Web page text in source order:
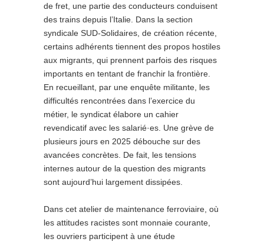
de fret, une partie des conducteurs conduisent
des trains depuis l’Italie. Dans la section
syndicale SUD-Solidaires, de création récente,
certains adhérents tiennent des propos hostiles
aux migrants, qui prennent parfois des risques
importants en tentant de franchir la frontière.
En recueillant, par une enquête militante, les
difficultés rencontrées dans l’exercice du
métier, le syndicat élabore un cahier
revendicatif avec les salarié·es. Une grève de
plusieurs jours en 2025 débouche sur des
avancées concrètes. De fait, les tensions
internes autour de la question des migrants
sont aujourd’hui largement dissipées.
Dans cet atelier de maintenance ferroviaire, où
les attitudes racistes sont monnaie courante,
les ouvriers participent à une étude